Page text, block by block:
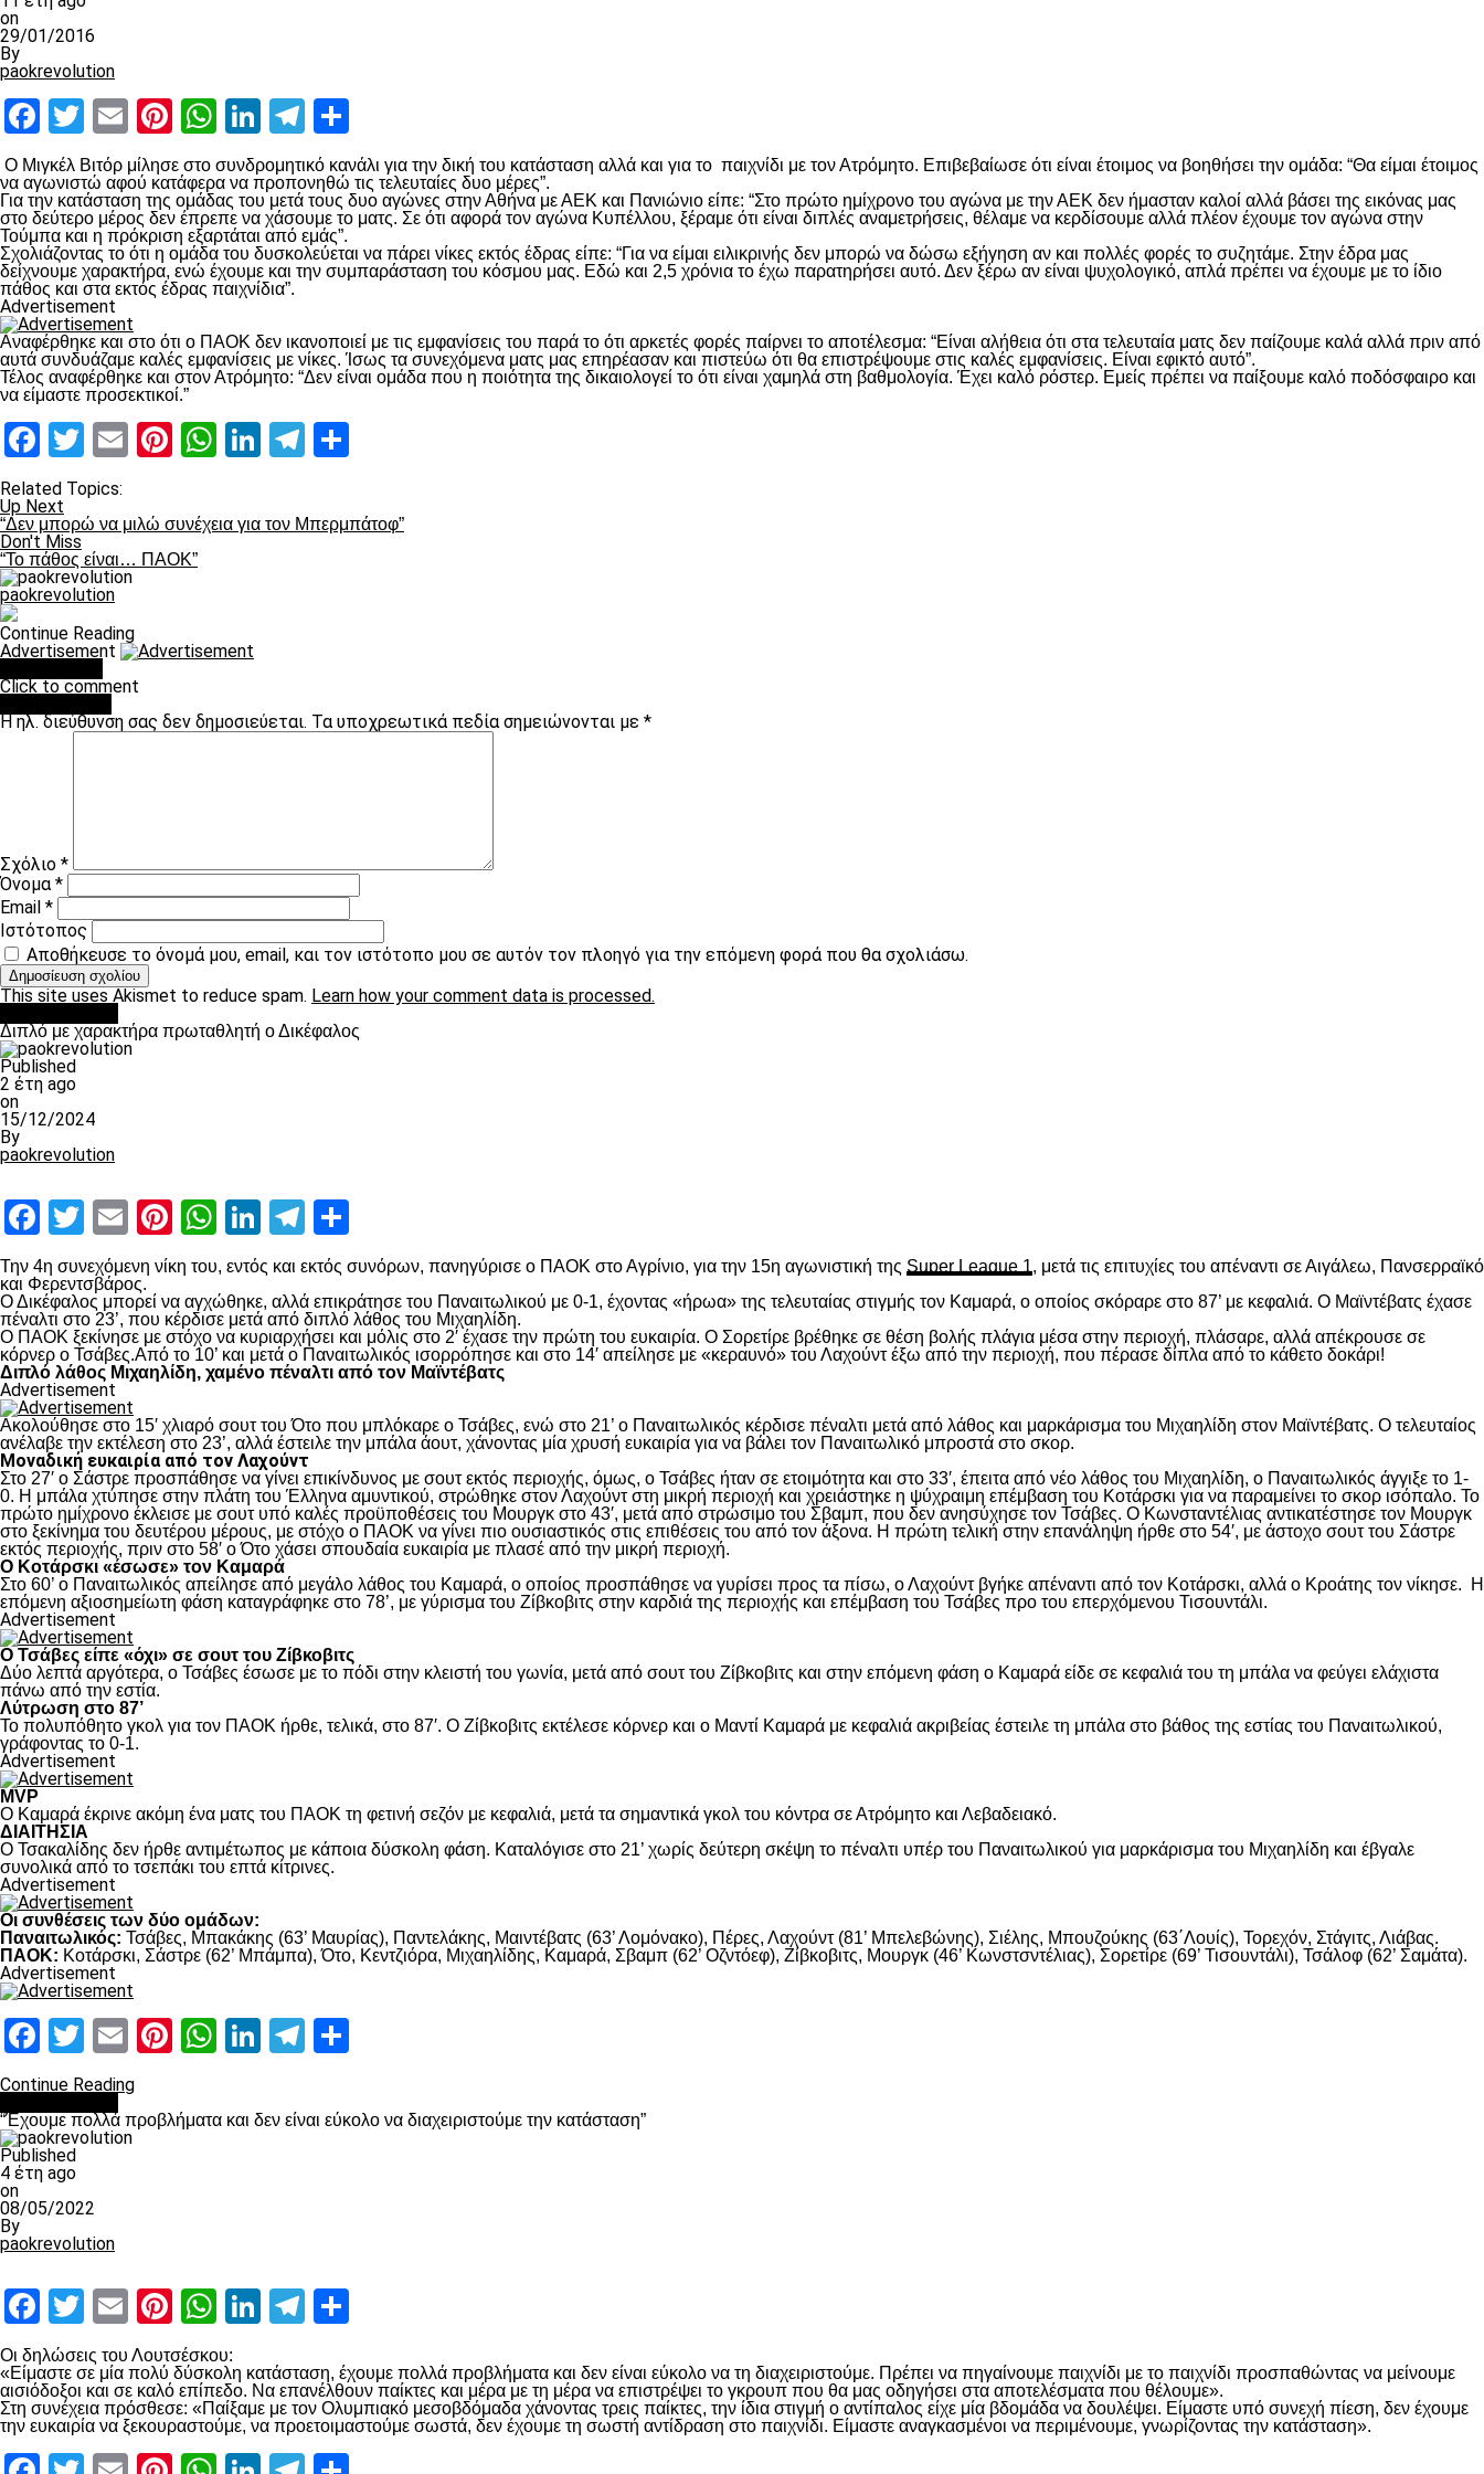
on
29/01/2016
By
paokrevolution
Facebook
Twitter
EmailPinterest
WhatsApp
LinkedIn
Telegram
Ο Μιγκέλ Βιτόρ μίλησε στο συνδρομητικό κανάλι για την δική του κατάσταση αλλά και για το παιχνίδι με τον Ατρόμητο. Επιβεβαίωσε ότι είναι έτοιμος να βοηθήσει την ομάδα: “Θα είμαι έτοιμος
να αγωνιστώ αφού κατάφερα να προπονηθώ τις τελευταίες δυο μέρες”.
Για την κατάσταση της ομάδας του μετά τους δυο αγώνες στην Αθήνα με ΑΕΚ και Πανιώνιο είπε: “Στο πρώτο ημίχρονο του αγώνα με την ΑΕΚ δεν ήμασταν καλοί αλλά βάσει της εικόνας μας
στο δεύτερο μέρος δεν έπρεπε να χάσουμε το ματς. Σε ότι αφορά τον αγώνα Κυπέλλου, ξέραμε ότι είναι διπλές αναμετρήσεις, θέλαμε να κερδίσουμε αλλά πλέον έχουμε τον αγώνα στην
Τούμπα και η πρόκριση εξαρτάται από εμάς”.
Σχολιάζοντας το ότι η ομάδα του δυσκολεύεται να πάρει νίκες εκτός έδρας είπε: “Για να είμαι ειλικρινής δεν μπορώ να δώσω εξήγηση αν και πολλές φορές το συζητάμε. Στην έδρα μας
δείχνουμε χαρακτήρα, ενώ έχουμε και την συμπαράσταση του κόσμου μας. Εδώ και 2,5 χρόνια το έχω παρατηρήσει αυτό. Δεν ξέρω αν είναι ψυχολογικό, απλά πρέπει να έχουμε με το ίδιο
πάθος και στα εκτός έδρας παιχνίδια”.
Advertisement
Αναφέρθηκε και στο ότι ο ΠΑΟΚ δεν ικανοποιεί με τις εμφανίσεις του παρά το ότι αρκετές φορές παίρνει το αποτέλεσμα: “Είναι αλήθεια ότι στα τελευταία ματς δεν παίζουμε καλά αλλά πριν από
αυτά συνδυάζαμε καλές εμφανίσεις με νίκες. Ίσως τα συνεχόμενα ματς μας επηρέασαν και πιστεύω ότι θα επιστρέψουμε στις καλές εμφανίσεις. Είναι εφικτό αυτό”.
Τέλος αναφέρθηκε και στον Ατρόμητο: “Δεν είναι ομάδα που η ποιότητα της δικαιολογεί το ότι είναι χαμηλά στη βαθμολογία. Έχει καλό ρόστερ. Εμείς πρέπει να παίξουμε καλό ποδόσφαιρο και
να είμαστε προσεκτικοί.”
Facebook
Twitter
EmailPinterest
WhatsApp
LinkedIn
Telegram
Related Topics:
Up Next
“Δεν μπορώ να μιλώ συνέχεια για τον Μπερμπάτοφ”
Don't Miss
“Το πάθος είναι… ΠΑΟΚ”
paokrevolution
Continue Reading
Advertisement
Click to comment
Η ηλ. διεύθυνση σας δεν δημοσιεύεται. Τα υποχρεωτικά πεδία σημειώνονται με *
Σχόλιο *
Όνομα*
Email *
Ιστότοπος
Αποθήκευσε το όνομά μου, email, και τον ιστότοπο μου σε αυτόν τον πλοηγό για την επόμενη φορά που θα σχολιάσω.
This site uses Akismet to reduce spam. Learn how your comment data is processed.
Διπλό με χαρακτήρα πρωταθλητή ο Δικέφαλος
Published
2 έτη ago
on
15/12/2024
By
paokrevolution
Facebook
Twitter
EmailPinterest
WhatsApp
LinkedIn
Telegram
Την 4η συνεχόμενη νίκη του, εντός και εκτός συνόρων, πανηγύρισε ο ΠΑΟΚ στο Αγρίνιο, για την 15η αγωνιστική της Super League 1, μετά τις επιτυχίες του απέναντι σε Αιγάλεω, Πανσερραϊκό
και Φερεντσβάρος.
Ο Δικέφαλος μπορεί να αγχώθηκε, αλλά επικράτησε του Παναιτωλικού με 0-1, έχοντας «ήρωα» της τελευταίας στιγμής τον Καμαρά, ο οποίος σκόραρε στο 87’ με κεφαλιά. Ο Μαϊντέβατς έχασε
πέναλτι στο 23’, που κέρδισε μετά από διπλό λάθος του Μιχαηλίδη.
Ο ΠΑΟΚ ξεκίνησε με στόχο να κυριαρχήσει και μόλις στο 2′ έχασε την πρώτη του ευκαιρία. Ο Σορετίρε βρέθηκε σε θέση βολής πλάγια μέσα στην περιοχή, πλάσαρε, αλλά απέκρουσε σε
κόρνερ ο Τσάβες.Από το 10’ και μετά ο Παναιτωλικός ισορρόπησε και στο 14′ απείλησε με «κεραυνό» του Λαχούντ έξω από την περιοχή, που πέρασε δίπλα από το κάθετο δοκάρι!
Διπλό λάθος Μιχαηλίδη, χαμένο πέναλτι από τον Μαϊντέβατς
Advertisement
Ακολούθησε στο 15′ χλιαρό σουτ του Ότο που μπλόκαρε ο Τσάβες, ενώ στο 21’ ο Παναιτωλικός κέρδισε πέναλτι μετά από λάθος και μαρκάρισμα του Μιχαηλίδη στον Μαϊντέβατς. Ο τελευταίος
ανέλαβε την εκτέλεση στο 23’, αλλά έστειλε την μπάλα άουτ, χάνοντας μία χρυσή ευκαιρία για να βάλει τον Παναιτωλικό μπροστά στο σκορ.
Μοναδική ευκαιρία από τον Λαχούντ
Στο 27′ ο Σάστρε προσπάθησε να γίνει επικίνδυνος με σουτ εκτός περιοχής, όμως, ο Τσάβες ήταν σε ετοιμότητα και στο 33′, έπειτα από νέο λάθος του Μιχαηλίδη, ο Παναιτωλικός άγγιξε το 1-
0. Η μπάλα χτύπησε στην πλάτη του Έλληνα αμυντικού, στρώθηκε στον Λαχούντ στη μικρή περιοχή και χρειάστηκε η ψύχραιμη επέμβαση του Κοτάρσκι για να παραμείνει το σκορ ισόπαλο. Το
πρώτο ημίχρονο έκλεισε με σουτ υπό καλές προϋποθέσεις του Μουργκ στο 43′, μετά από στρώσιμο του Σβαμπ, που δεν ανησύχησε τον Τσάβες. Ο Κωνσταντέλιας αντικατέστησε τον Μουργκ
στο ξεκίνημα του δευτέρου μέρους, με στόχο ο ΠΑΟΚ να γίνει πιο ουσιαστικός στις επιθέσεις του από τον άξονα. Η πρώτη τελική στην επανάληψη ήρθε στο 54′, με άστοχο σουτ του Σάστρε
εκτός περιοχής, πριν στο 58′ ο Ότο χάσει σπουδαία ευκαιρία με πλασέ από την μικρή περιοχή.
Ο Κοτάρσκι «έσωσε» τον Καμαρά
Στο 60’ ο Παναιτωλικός απείλησε από μεγάλο λάθος του Καμαρά, ο οποίος προσπάθησε να γυρίσει προς τα πίσω, ο Λαχούντ βγήκε απέναντι από τον Κοτάρσκι, αλλά ο Κροάτης τον νίκησε. Η
επόμενη αξιοσημείωτη φάση καταγράφηκε στο 78’, με γύρισμα του Ζίβκοβιτς στην καρδιά της περιοχής και επέμβαση του Τσάβες προ του επερχόμενου Τισουντάλι.
Advertisement
Ο Τσάβες είπε «όχι» σε σουτ του Ζίβκοβιτς
Δύο λεπτά αργότερα, ο Τσάβες έσωσε με το πόδι στην κλειστή του γωνία, μετά από σουτ του Ζίβκοβιτς και στην επόμενη φάση ο Καμαρά είδε σε κεφαλιά του τη μπάλα να φεύγει ελάχιστα
πάνω από την εστία.
Λύτρωση στο 87’
Το πολυπόθητο γκολ για τον ΠΑΟΚ ήρθε, τελικά, στο 87′. Ο Ζίβκοβιτς εκτέλεσε κόρνερ και ο Μαντί Καμαρά με κεφαλιά ακριβείας έστειλε τη μπάλα στο βάθος της εστίας του Παναιτωλικού,
γράφοντας το 0-1.
Advertisement
MVP
Ο Καμαρά έκρινε ακόμη ένα ματς του ΠΑΟΚ τη φετινή σεζόν με κεφαλιά, μετά τα σημαντικά γκολ του κόντρα σε Ατρόμητο και Λεβαδειακό.
ΔΙΑΙΤΗΣΙΑ
Ο Τσακαλίδης δεν ήρθε αντιμέτωπος με κάποια δύσκολη φάση. Καταλόγισε στο 21’ χωρίς δεύτερη σκέψη το πέναλτι υπέρ του Παναιτωλικού για μαρκάρισμα του Μιχαηλίδη και έβγαλε
συνολικά από το τσεπάκι του επτά κίτρινες.
Advertisement
Οι συνθέσεις των δύο ομάδων:
Παναιτωλικός: Τσάβες, Μπακάκης (63’ Μαυρίας), Παντελάκης, Μαιντέβατς (63’ Λομόνακο), Πέρες, Λαχούντ (81’ Μπελεβώνης), Σιέλης, Μπουζούκης (63΄Λουίς), Τορεχόν, Στάγιτς, Λιάβας.
ΠΑΟΚ: Κοτάρσκι, Σάστρε (62’ Μπάμπα), Ότο, Κεντζιόρα, Μιχαηλίδης, Καμαρά, Σβαμπ (62’ Οζντόεφ), Ζίβκοβιτς, Μουργκ (46’ Κωνστσντέλιας), Σορετίρε (69’ Τισουντάλι), Τσάλοφ (62’ Σαμάτα).
Advertisement
Facebook
Twitter
EmailPinterest
WhatsApp
LinkedIn
Telegram
Continue Reading
“Έχουμε πολλά προβλήματα και δεν είναι εύκολο να διαχειριστούμε την κατάσταση”
Published
4 έτη ago
on
08/05/2022
By
paokrevolution
Facebook
Twitter
EmailPinterest
WhatsApp
LinkedIn
Telegram
Οι δηλώσεις του Λουτσέσκου:
«Είμαστε σε μία πολύ δύσκολη κατάσταση, έχουμε πολλά προβλήματα και δεν είναι εύκολο να τη διαχειριστούμε. Πρέπει να πηγαίνουμε παιχνίδι με το παιχνίδι προσπαθώντας να μείνουμε
αισιόδοξοι και σε καλό επίπεδο. Να επανέλθουν παίκτες και μέρα με τη μέρα να επιστρέψει το γκρουπ που θα μας οδηγήσει στα αποτελέσματα που θέλουμε».
Στη συνέχεια πρόσθεσε: «Παίξαμε με τον Ολυμπιακό μεσοβδόμαδα χάνοντας τρεις παίκτες, την ίδια στιγμή ο αντίπαλος είχε μία βδομάδα να δουλέψει. Είμαστε υπό συνεχή πίεση, δεν έχουμε
την ευκαιρία να ξεκουραστούμε, να προετοιμαστούμε σωστά, δεν έχουμε τη σωστή αντίδραση στο παιχνίδι. Είμαστε αναγκασμένοι να περιμένουμε, γνωρίζοντας την κατάσταση».